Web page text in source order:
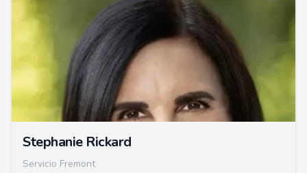
Stephanie Rickard
Servicio Fremont